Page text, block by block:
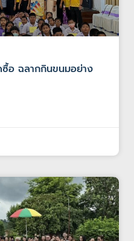
ซื้อ ฉลากกินขนมอย่าง